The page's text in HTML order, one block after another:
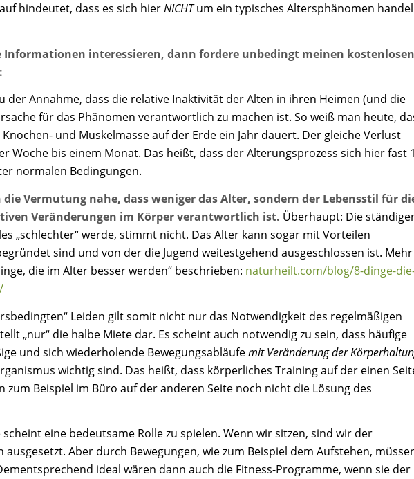
hindeutet, dass es sich hierNICHTum ein typisches Altersphänomen
Informationen interessieren, dann fordere unbedingt meinen kostenlosen
der Annahme, dass die relative Inaktivität der Alten in ihren Heimen (und die
für das Phänomen verantwortlich zu machen ist. So weiß man heute,
und Muskelmasse auf der Erde ein Jahr dauert. Der gleiche Verlust
Woche bis einem Monat. Das heißt, dass der Alterungsprozess sich hier fast
normalen Bedingungen.
die Vermutung nahe, dass weniger das Alter, sondern der Lebensstil für
Veränderungen im Körper verantwortlich ist. Überhaupt: Die
„schlechter“ werde, stimmt nicht. Das Alter kann sogar mit Vorteilen
sind und von der die Jugend weitestgehend ausgeschlossen ist. Mehr
die im Alter besser werden“ beschrieben: naturheilt.com/blog/8-dinge-
Leiden gilt somit nicht nur das Notwendigkeit des regelmäßigen
„nur“ die halbe Miete dar. Es scheint auch notwendig zu sein, dass häufige
und sich wiederholende Bewegungsabläufemit Veränderung der
wichtig sind. Das heißt, dass körperliches Training auf der einen
zum Beispiel im Büro auf der anderen Seite noch nicht die Lösung des
eine bedeutsame Rolle zu spielen. Wenn wir sitzen, sind wir der
Aber durch Bewegungen, wie zum Beispiel dem Aufstehen,
ideal wären dann auch die Fitness-Programme, wenn sie der